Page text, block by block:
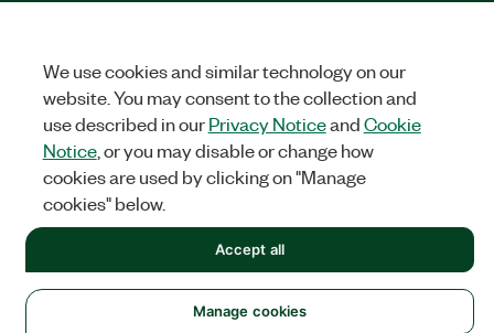
中国特定隐私声明
©NATIONAL INSTRUMENTS CORP. 恩艾 (中国) 仪器有限公司 版权所
沪ICP备09002359号. 沪公网安备 31011502018878号
We use cookies and similar technology on our
website. You may consent to the collection and
use described in ourPrivacy NoticeandCookie
Notice, or you may disable or change how
cookies are used by clicking on "Manage
cookies" below.
Manage cookies
Accept all